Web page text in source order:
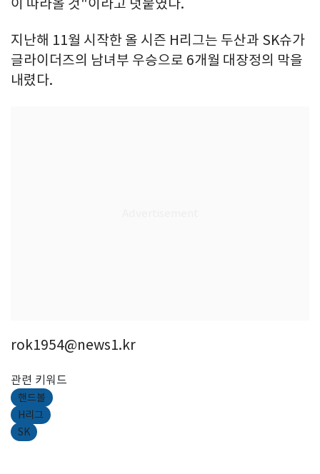
이 따라올 것"이라고 덧붙였다.
지난해 11월 시작한 올 시즌 H리그는 두산과 SK슈가
글라이더즈의 남녀부 우승으로 6개월 대장정의 막을
내렸다.
rok1954@news1.kr
관련 키워드
핸드볼
H리그
SK